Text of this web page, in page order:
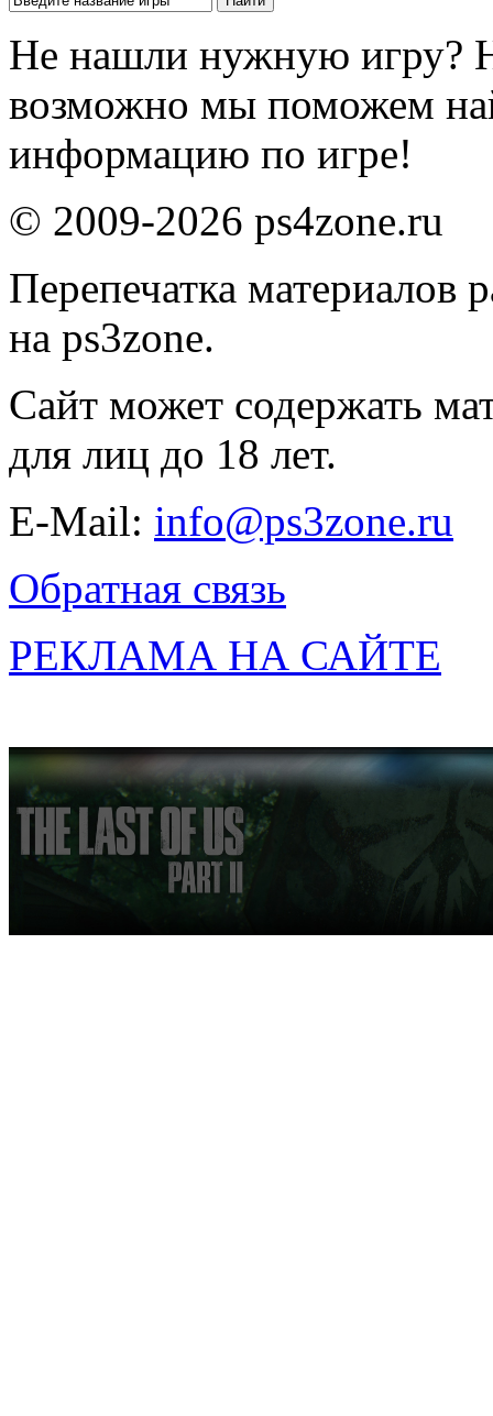
Не нашли нужную игру?
возможно мы поможем
информацию по игре!
© 2009-2026 ps4zone.ru
Перепечатка материалов
на ps3zone.
Сайт может содержать
для лиц до 18 лет.
E-Mail: info@ps3zone.ru
Обратная связь
РЕКЛАМА НА САЙТЕ